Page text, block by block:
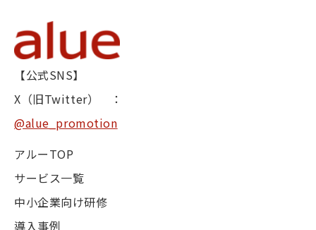
【公式SNS】
X（旧Twitter） ：
@alue_promotion
アルーTOP
サービス一覧
中小企業向け研修
導入事例